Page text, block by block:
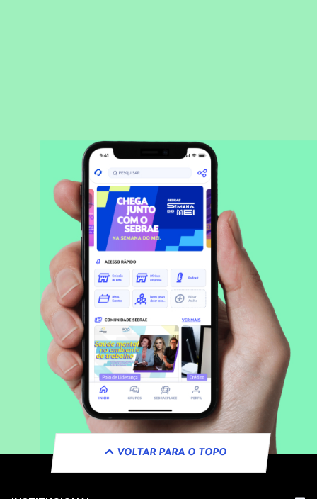
VOLTAR PARA O TOPO